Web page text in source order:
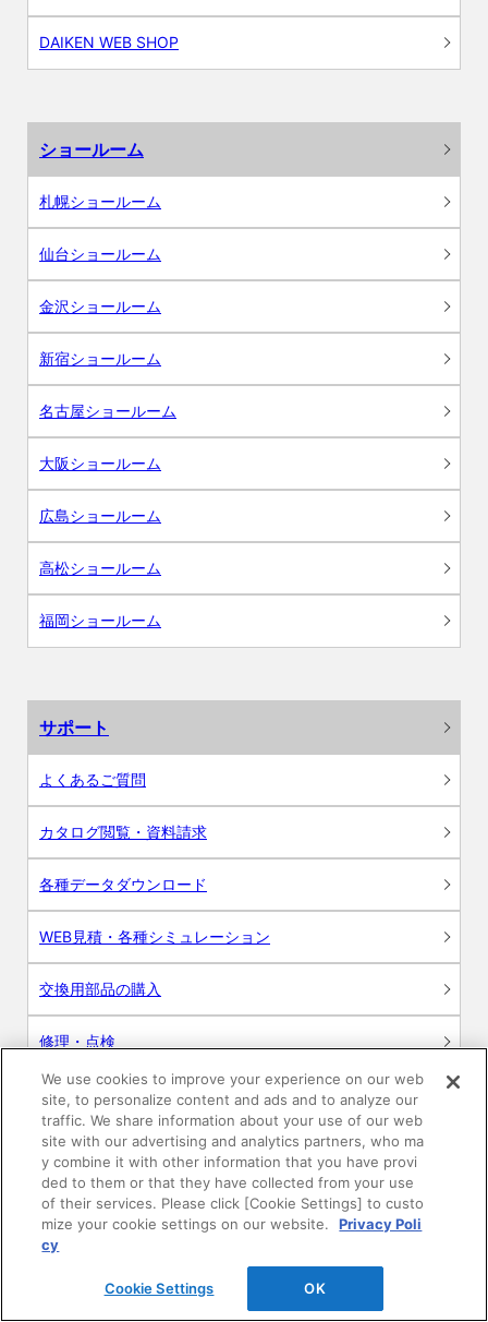
DAIKEN WEB SHOP
ショールーム
札幌ショールーム
仙台ショールーム
金沢ショールーム
新宿ショールーム
名古屋ショールーム
大阪ショールーム
広島ショールーム
高松ショールーム
福岡ショールーム
サポート
よくあるご質問
カタログ閲覧・資料請求
各種データダウンロード
WEB見積・各種シミュレーション
交換用部品の購入
修理・点検
お問い合わせ
ログイン
建築・設計関係者様向けサイト
ユーザー登録サービス
WEB見積システム
We use cookies to improve your experience on our web
site, to personalize content and ads and to analyze our
traffic. We share information about your use of our web
site with our advertising and analytics partners, who ma
y combine it with other information that you have provi
ded to them or that they have collected from your use
of their services. Please click [Cookie Settings] to custo
mize your cookie settings on our website.
Privacy Poli
cy
Cookie Settings OK